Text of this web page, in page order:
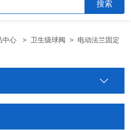
中心 > 卫生级球阀 > 电动法兰固定